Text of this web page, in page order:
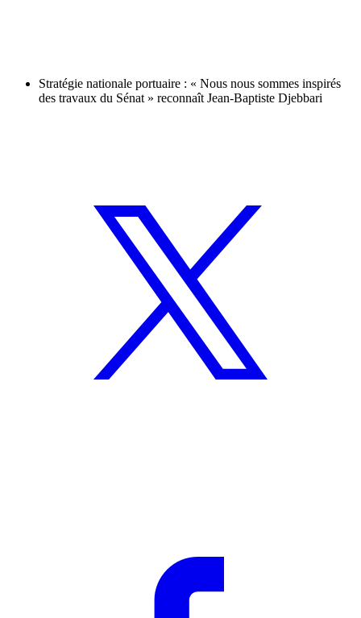
Stratégie nationale portuaire : « Nous nous sommes inspirés
des travaux du Sénat » reconnaît Jean-Baptiste Djebbari